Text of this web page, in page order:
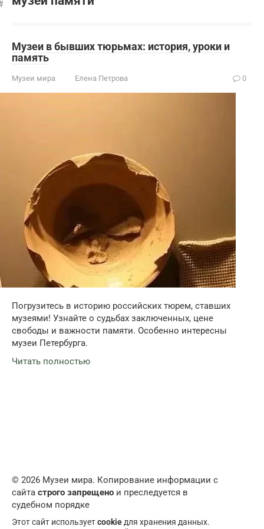
Музеи в бывших тюрьмах: история, уроки и
память
Музеи мира Елена Петрова 0
Погрузитесь в историю российских тюрем, ставших
музеями! Узнайте о судьбах заключенных, цене
свободы и важности памяти. Особенно интересны
музеи Петербурга.
Читать полностью
© 2026 Музеи мира. Копирование информации с
сайта строго запрещено и преследуется в
судебном порядке
Этот сайт используетcookie для хранения данных.